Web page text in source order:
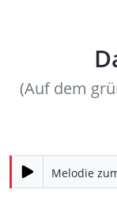
(Auf dem
Melodie